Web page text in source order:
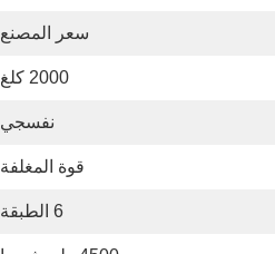
سعر المصنع
2000 كلغ
نفسجي
قوة المغلفة
6 الطبقة